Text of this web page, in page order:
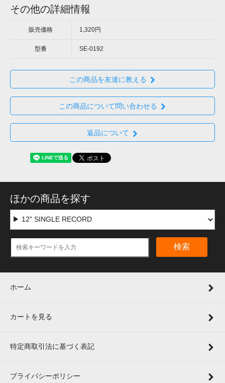
その他の詳細情報
販売価格 1,320円
型番 SE-0192
この商品を友達に教える
この商品について問い合わせる
返品について
ほかの商品を探す
検索
ホーム
カートを見る
特定商取引法に基づく表記
プライバシーポリシー